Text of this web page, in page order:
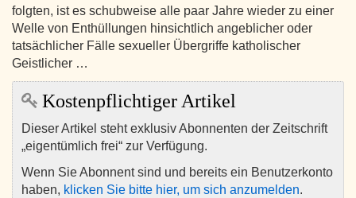
folgten, ist es schubweise alle paar Jahre wieder zu einer
Welle von Enthüllungen hinsichtlich angeblicher oder
tatsächlicher Fälle sexueller Übergriffe katholischer
Geistlicher …
Kostenpflichtiger Artikel
Dieser Artikel steht exklusiv Abonnenten der Zeitschrift
„eigentümlich frei“ zur Verfügung.
Wenn Sie Abonnent sind und bereits ein Benutzerkonto
haben, klicken Sie bitte hier, um sich anzumelden.